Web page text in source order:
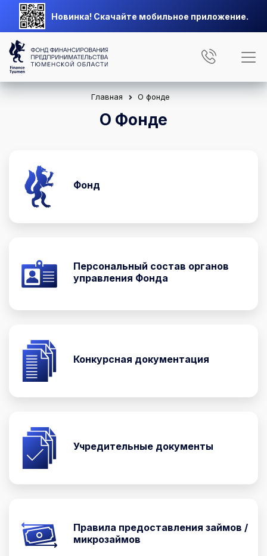
Новинка! Скачайте мобильное приложение.
Главная О фонде
О Фонде
Фонд
Персональный состав органов
управления Фонда
Конкурсная документация
Учредительные документы
Правила предоставления займов /
микрозаймов